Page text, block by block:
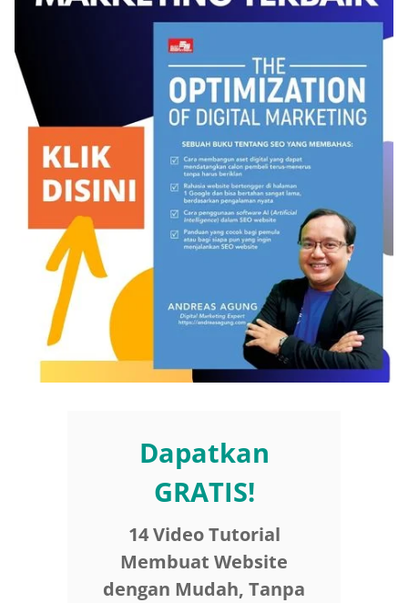
Dapatkan
GRATIS!
14 Video Tutorial
Membuat Website
dengan Mudah, Tanpa